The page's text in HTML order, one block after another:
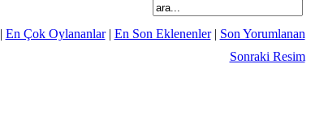
| En Çok Oylananlar| En Son Eklenenler| Son Yorumlanan
Sonraki Resim